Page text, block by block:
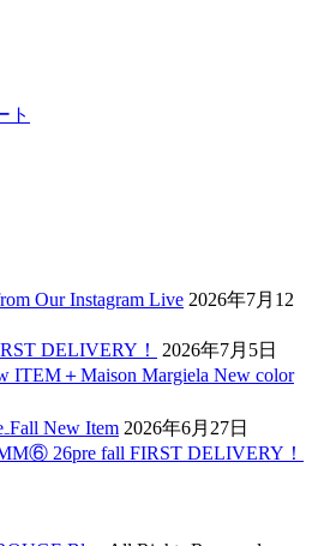
ト
Our Instagram Live 2026年7月12
DELIVERY！
2026年7月5日
ITEM＋Maison Margiela New color
New Item 2026年6月27日
26pre fall FIRST DELIVERY！